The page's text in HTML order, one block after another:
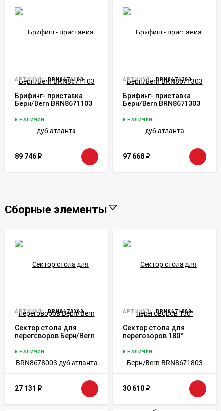
АРТИКУЛ: BRN8671103
Брифинг- приставка
Берн/Bern BRN8671103
В НАЛИЧИИ
89 746 ₽
АРТИКУЛ: BRN8671303
Брифинг- приставка
Берн/Bern BRN8671303
В НАЛИЧИИ
97 668 ₽
Сборные элементы
АРТИКУЛ: BRN8678003
Сектор стола для
переговоров Берн/Bern
атланта
В НАЛИЧИИ
27 131 ₽
АРТИКУЛ: BRN8671803
Сектор стола для
переговоров 180°
дуб атланта
В НАЛИЧИИ
30 610 ₽